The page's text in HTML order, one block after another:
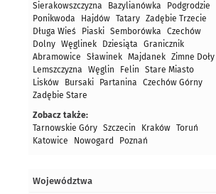
Sierakowszczyzna
Bazylianówka
Podgrodzie
Ponikwoda
Hajdów Tatary Zadębie Trzecie
Długa Wieś
Piaski Semborówka
Czechów
Dolny Węglinek Dziesiąta
Granicznik
Abramowice
Sławinek Majdanek Zimne Doły
Lemszczyzna
Węglin Felin
Stare Miasto
Lisków
Bursaki Partanina
Czechów Górny
Zadębie Stare
Zobacz także:
Tarnowskie Góry Szczecin Kraków Toruń
Katowice
Nowogard Poznań
Województwa